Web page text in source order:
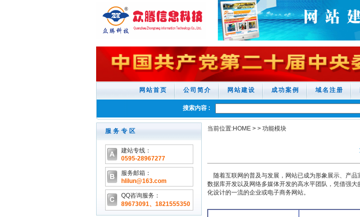
网站首页 公司简介 网站建设 成功案例 域名注册
搜索内容 :
服务专区
建站专线：
0595-28967277
服务邮箱：
hlilun@163.com
QQ咨询服务：
89673091、1821555350
当前位置:HOME > > 功能模块
随着互联网的普及与发展，网站已成为形象展示、产品
数据库开发以及网络多媒体开发的高水平团队，凭借强
化设计的一流的企业或电子商务网站。